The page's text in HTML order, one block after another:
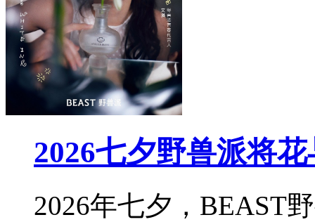
2026七夕野兽派将
2026年七夕，BEAST